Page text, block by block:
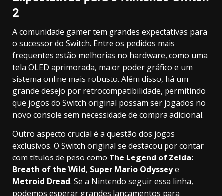
2
A comunidade gamer tem grandes expectativas para
o sucessor do Switch. Entre os pedidos mais
frequentes estão melhorias no hardware, como uma
tela OLED aprimorada, maior poder gráfico e um
sistema online mais robusto. Além disso, há um
grande desejo por retrocompatibilidade, permitindo
que jogos do Switch original possam ser jogados no
novo console sem necessidade de compra adicional.
Outro aspecto crucial é a questão dos jogos
exclusivos. O Switch original se destacou por contar
com títulos de peso como The Legend of Zelda:
Breath of the Wild, Super Mario Odysseye
Metroid Dread. Se a Nintendo seguir essa linha,
podemos esperar grandes lançamentos para